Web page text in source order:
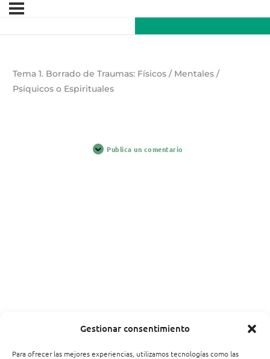
Gestionar consentimiento
Para ofrecer las mejores experiencias, utilizamos tecnologías como las
Tema 1. Borrado de Traumas: Físicos / Mentales /
Psíquicos o Espirituales
Publica un comentario